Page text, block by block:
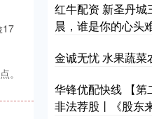
17
。
红牛配资 新圣丹
晨，谁是你的心头
金诚无忧 水果蔬菜
华锋优配快线 【第
非法荐股丨《股东